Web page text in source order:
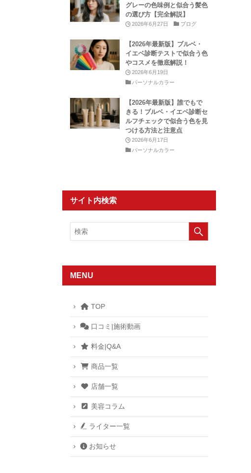
グレーの色味例と似合う髪色
の選び方【完全解説】
2026年6月27日 ブログ
【2026年最新版】ブルベ・
イエベ診断テストで似合う色
やコスメを徹底解説！
2026年6月19日
パーソナルカラー
【2026年最新版】誰でもで
きる！ブルベ・イエベ診断セ
ルフチェックで似合う色を見
つける方法と注意点
2026年6月17日
パーソナルカラー
サイト内検索
MENU
TOP
口コミ|施術動画
料金|Q&A
商品一覧
店舗一覧
美容コラム
ライター一覧
お知らせ